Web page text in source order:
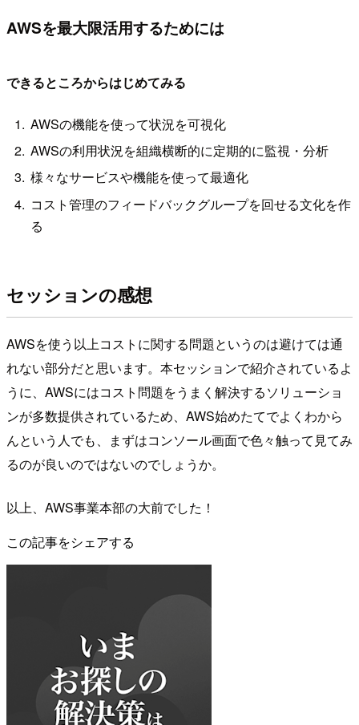
AWSを最大限活用するためには
できるところからはじめてみる
AWSの機能を使って状況を可視化
AWSの利用状況を組織横断的に定期的に監視・分析
様々なサービスや機能を使って最適化
コスト管理のフィードバックグループを回せる文化を作
る
セッションの感想
AWSを使う以上コストに関する問題というのは避けては通
れない部分だと思います。本セッションで紹介されているよ
うに、AWSにはコスト問題をうまく解決するソリューショ
ンが多数提供されているため、AWS始めたてでよくわから
んという人でも、まずはコンソール画面で色々触って見てみ
るのが良いのではないのでしょうか。
以上、AWS事業本部の大前でした！
この記事をシェアする